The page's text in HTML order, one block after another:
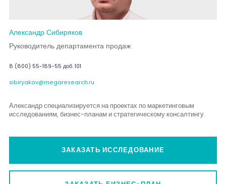
Александр Сибиряков
Руководитель департамента продаж
8 (800) 55-189-55 доб. 101
sibiryakov@megaresearch.ru
Александр специализируется на проектах по маркетинговым
исследованиям, бизнес-планам и стратегическому консалтингу.
ЗАКАЗАТЬ ИССЛЕДОВАНИЕ